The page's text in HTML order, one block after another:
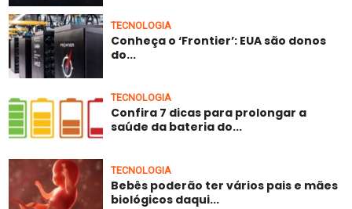
TECNOLOGIA
Conheça o ‘Frontier’: EUA são donos
do...
TECNOLOGIA
Confira 7 dicas para prolongar a
saúde da bateria do...
TECNOLOGIA
Bebês poderão ter vários pais e mães
biológicos daqui...